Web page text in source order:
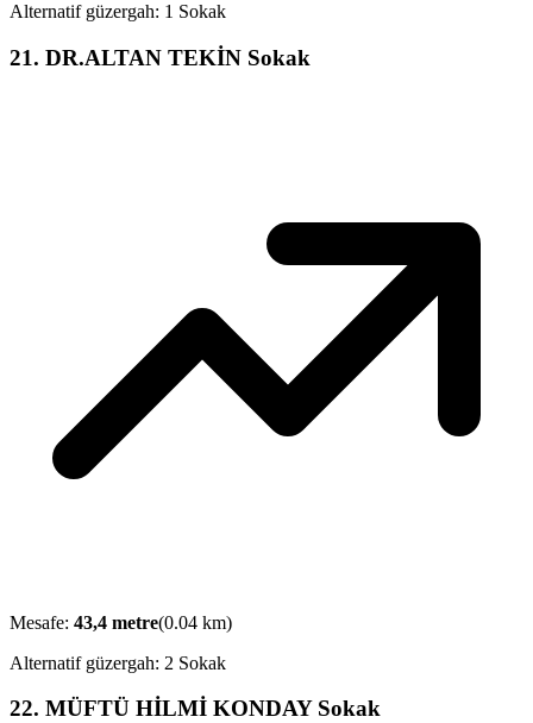
Alternatif güzergah: 1 Sokak
21. DR.ALTAN TEKİN Sokak
Mesafe: 43,4 metre(0.04 km)
Alternatif güzergah: 2 Sokak
22. MÜFTÜ HİLMİ KONDAY Sokak